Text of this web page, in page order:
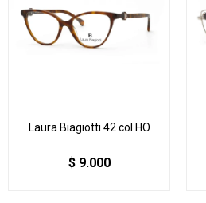
Laura Biagiotti 42 col HO
$ 9.000